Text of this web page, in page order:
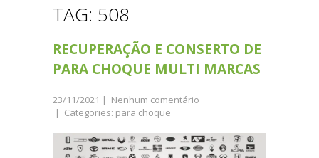
TAG: 508
RECUPERAÇÃO E CONSERTO DE
PARA CHOQUE MULTI MARCAS
23/11/2021 | Nenhum comentário
| Categories: para choque